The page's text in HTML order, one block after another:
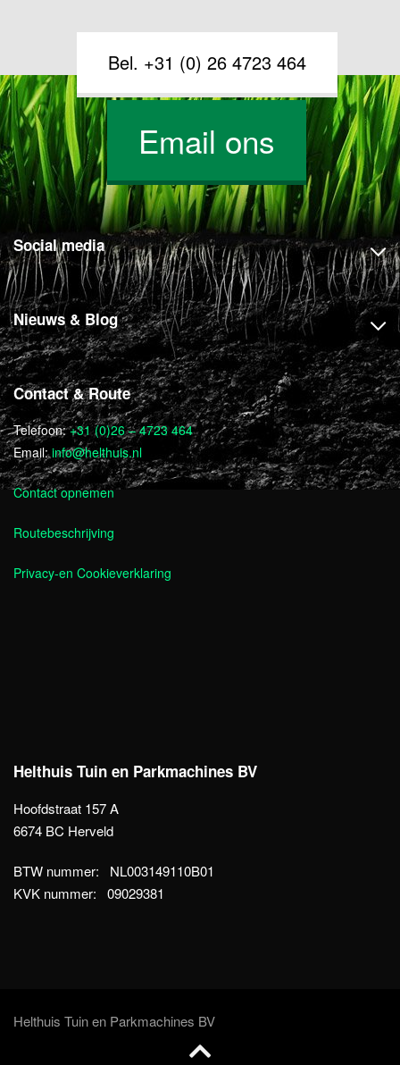
Bel. +31 (0) 26 4723 464
Email ons
Social media
Nieuws & Blog
Contact & Route
Telefoon:+31 (0)26 – 4723 464
Email:info@helthuis.nl
Contact opnemen
Routebeschrijving
Privacy-en Cookieverklaring
Helthuis Tuin en Parkmachines BV
Hoofdstraat 157 A
6674 BC Herveld
BTW nummer: NL003149110B01
KVK nummer: 09029381
Helthuis Tuin en Parkmachines BV